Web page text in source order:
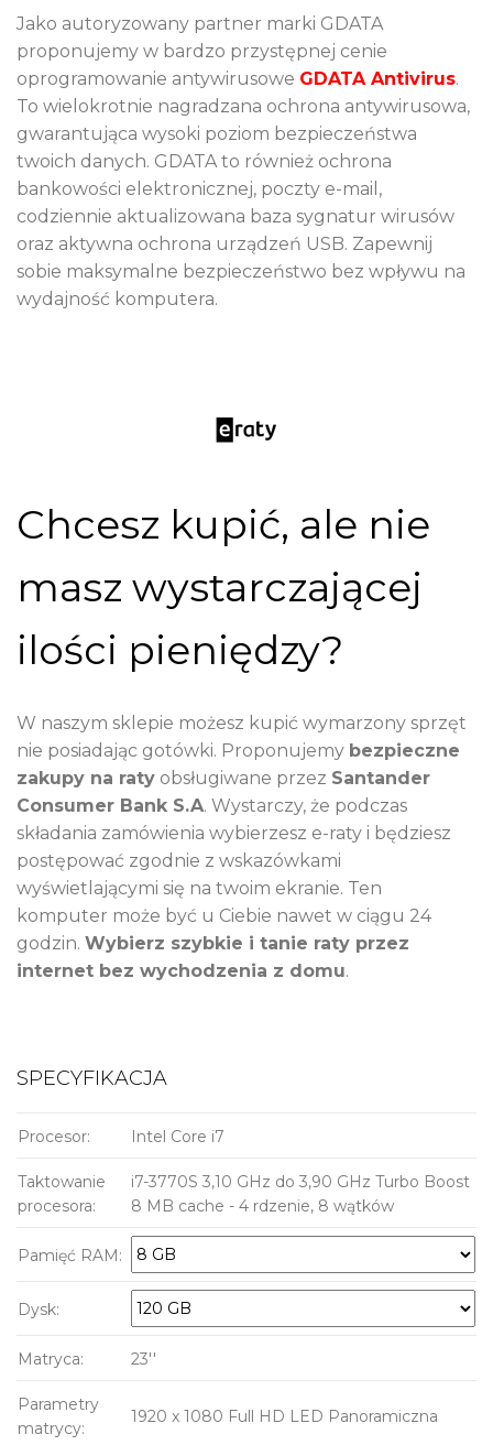
Jako autoryzowany partner marki GDATA
proponujemy w bardzo przystępnej cenie
oprogramowanie antywirusowe GDATA Antivirus.
To wielokrotnie nagradzana ochrona antywirusowa,
gwarantująca wysoki poziom bezpieczeństwa
twoich danych. GDATA to również ochrona
bankowości elektronicznej, poczty e-mail,
codziennie aktualizowana baza sygnatur wirusów
oraz aktywna ochrona urządzeń USB. Zapewnij
sobie maksymalne bezpieczeństwo bez wpływu na
wydajność komputera.
Chcesz kupić, ale nie
masz wystarczającej
ilości pieniędzy?
W naszym sklepie możesz kupić wymarzony sprzęt
nie posiadając gotówki. Proponujemy bezpieczne
zakupy na raty obsługiwane przez Santander
Consumer Bank S.A. Wystarczy, że podczas
składania zamówienia wybierzesz e-raty i będziesz
postępować zgodnie z wskazówkami
wyświetlającymi się na twoim ekranie. Ten
komputer może być u Ciebie nawet w ciągu 24
godzin. Wybierz szybkie i tanie raty przez
internet bez wychodzenia z domu.
SPECYFIKACJA
Procesor: Intel Core i7
Taktowanie
procesora:
i7-3770S 3,10 GHz do 3,90 GHz Turbo Boost
8 MB cache - 4 rdzenie, 8 wątków
Pamięć RAM:
Dysk:
Matryca: 23''
Parametry
matrycy:
1920 x 1080 Full HD LED Panoramiczna